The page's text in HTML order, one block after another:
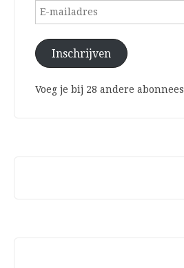
E-
Inschrijven
Voeg je bij 28 andere abonnees